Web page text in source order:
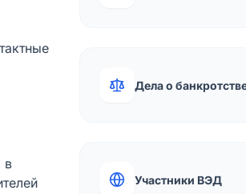
в
Дела о
Участники ВЭД